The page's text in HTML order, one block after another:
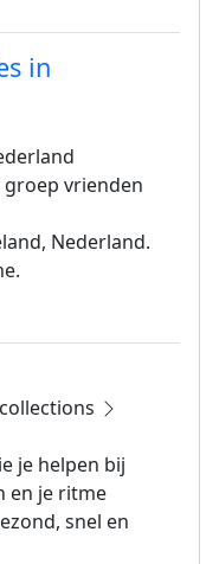
in
vrienden
Nederland.
collections
je helpen bij
en je ritme
snel en